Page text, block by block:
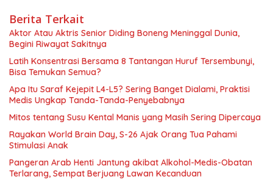
Berita Terkait
Aktor Atau Aktris Senior Diding Boneng Meninggal Dunia,
Begini Riwayat Sakitnya
Latih Konsentrasi Bersama 8 Tantangan Huruf Tersembunyi,
Bisa Temukan Semua?
Apa Itu Saraf Kejepit L4-L5? Sering Banget Dialami, Praktisi
Medis Ungkap Tanda-Tanda-Penyebabnya
Mitos tentang Susu Kental Manis yang Masih Sering Dipercaya
Rayakan World Brain Day, S-26 Ajak Orang Tua Pahami
Stimulasi Anak
Pangeran Arab Henti Jantung akibat Alkohol-Medis-Obatan
Terlarang, Sempat Berjuang Lawan Kecanduan